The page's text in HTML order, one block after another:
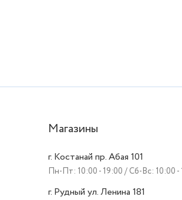
Магазины
г. Костанай пр. Абая 101
Пн-Пт: 10:00 - 19:00 / Сб-Вс: 10:00 -
г. Рудный ул. Ленина 181